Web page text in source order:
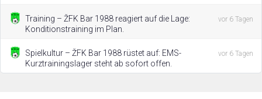
Training – ŽFK Bar 1988 reagiert auf die Lage:
Konditionstraining im Plan.
vor 6 Tagen
Spielkultur – ŽFK Bar 1988 rüstet auf: EMS-
Kurztrainingslager steht ab sofort offen.
vor 6 Tagen